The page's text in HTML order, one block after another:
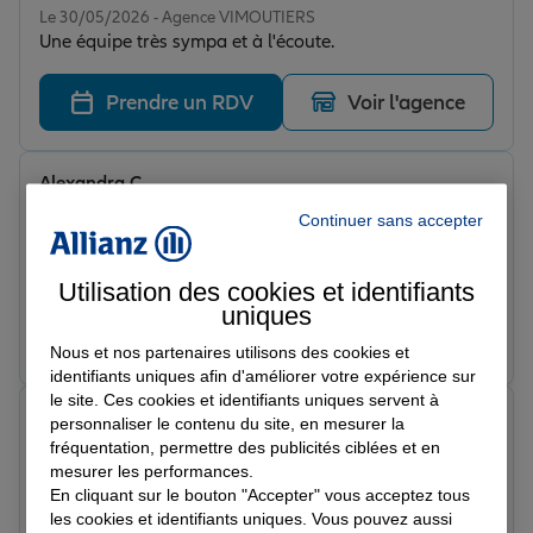
Le 30/05/2026 - Agence VIMOUTIERS
Une équipe très sympa et à l'écoute.
Prendre un RDV Voir l'agence
Le 26/02/2026 - Agence VIMOUTIERS
Un tres bonne accueil, tres aimable, claire et de bon
conseil.
Alexandra C.
Note de 5 sur 5
Le 21/02/2026 - Agence VIMOUTIERS
Très bonne conseillère qui explique bien tout comme il
faut ! Je recommande !
91 9.
Continuer sans accepter
Utilisation des cookies et identifiants
uniques
Nous et nos partenaires utilisons des cookies et
identifiants uniques afin d'améliorer votre expérience sur
le site. Ces cookies et identifiants uniques servent à
personnaliser le contenu du site, en mesurer la
fréquentation, permettre des publicités ciblées et en
mesurer les performances.
En cliquant sur le bouton "Accepter" vous acceptez tous
les cookies et identifiants uniques. Vous pouvez aussi